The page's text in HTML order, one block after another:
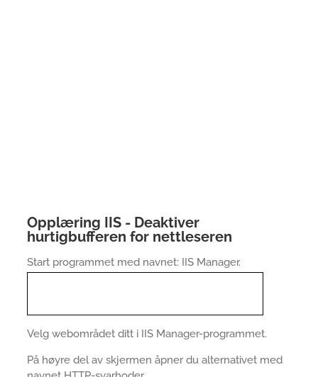
Opplæring IIS - Deaktiver
hurtigbufferen for nettleseren
Start programmet med navnet: IIS Manager.
Velg webområdet ditt i IIS Manager-programmet.
På høyre del av skjermen åpner du alternativet med